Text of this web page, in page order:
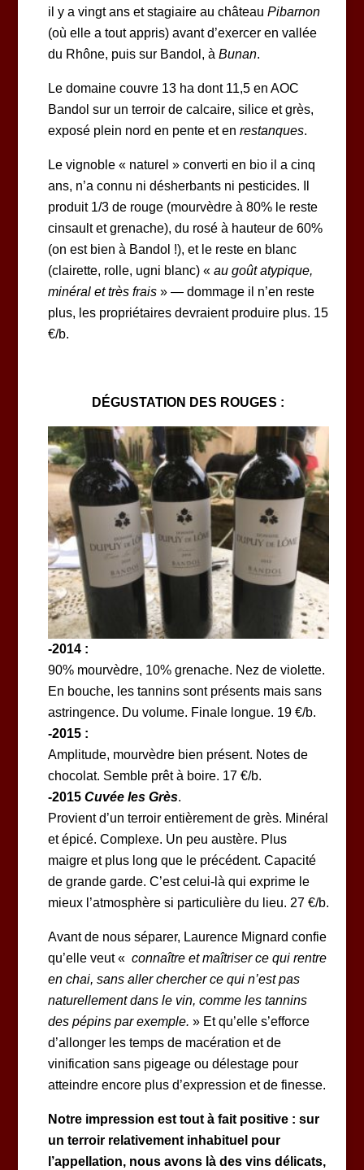
il y a vingt ans et stagiaire au château Pibarnon
(où elle a tout appris) avant d’exercer en vallée
du Rhône, puis sur Bandol, à Bunan.
Le domaine couvre 13 ha dont 11,5 en AOC
Bandol sur un terroir de calcaire, silice et grès,
exposé plein nord en pente et en restanques.
Le vignoble « naturel » converti en bio il a cinq
ans, n’a connu ni désherbants ni pesticides. Il
produit 1/3 de rouge (mourvèdre à 80% le reste
cinsault et grenache), du rosé à hauteur de 60%
(on est bien à Bandol !), et le reste en blanc
(clairette, rolle, ugni blanc) « au goût atypique,
minéral et très frais» — dommage il n’en reste
plus, les propriétaires devraient produire plus. 15
€/b.
DÉGUSTATION DES ROUGES :
-2014 :
90% mourvèdre, 10% grenache. Nez de violette.
En bouche, les tannins sont présents mais sans
astringence. Du volume. Finale longue. 19 €/b.
-2015 :
Amplitude, mourvèdre bien présent. Notes de
chocolat. Semble prêt à boire. 17 €/b.
-2015 Cuvée les Grès.
Provient d’un terroir entièrement de grès. Minéral
et épicé. Complexe. Un peu austère. Plus
maigre et plus long que le précédent. Capacité
de grande garde. C’est celui-là qui exprime le
mieux l’atmosphère si particulière du lieu. 27 €/b.
Avant de nous séparer, Laurence Mignard confie
qu’elle veut « connaître et maîtriser ce qui rentre
en chai, sans aller chercher ce qui n’est pas
naturellement dans le vin, comme les tannins
des pépins par exemple. » Et qu’elle s’efforce
d’allonger les temps de macération et de
vinification sans pigeage ou délestage pour
atteindre encore plus d’expression et de finesse.
Notre impression est tout à fait positive : sur
un terroir relativement inhabituel pour
l’appellation, nous avons là des vins délicats,